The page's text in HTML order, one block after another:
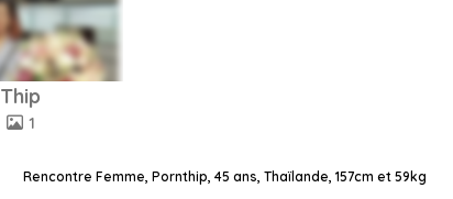
Thip
1
Rencontre Femme, Pornthip, 45 ans, Thaïlande, 157cm et 59kg